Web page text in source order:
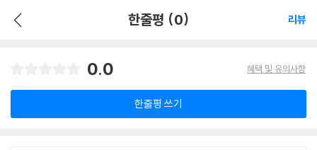
한줄평 (0) 리뷰
0.0 혜택 및 유의사항
한줄평 쓰기